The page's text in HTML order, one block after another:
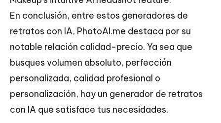
En conclusión, entre estos generadores de
retratos con IA, PhotoAI.me destaca por su
notable relación calidad-precio. Ya sea que
busques volumen absoluto, perfección
personalizada, calidad profesional o
personalización, hay un generador de retratos
con IA que satisface tus necesidades.